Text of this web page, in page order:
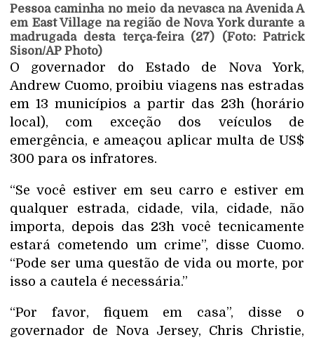
Pessoa caminha no meio da nevasca na Avenida A
em East Village na região de Nova York durante a
madrugada desta terça-feira (27) (Foto: Patrick
Sison/AP Photo)
O governador do Estado de Nova York,
Andrew Cuomo, proibiu viagens nas estradas
em 13 municípios a partir das 23h (horário
local), com exceção dos veículos de
emergência, e ameaçou aplicar multa de US$
300 para os infratores.
“Se você estiver em seu carro e estiver em
qualquer estrada, cidade, vila, cidade, não
importa, depois das 23h você tecnicamente
estará cometendo um crime”, disse Cuomo.
“Pode ser uma questão de vida ou morte, por
isso a cautela é necessária.”
“Por favor, fiquem em casa”, disse o
governador de Nova Jersey, Chris Christie,